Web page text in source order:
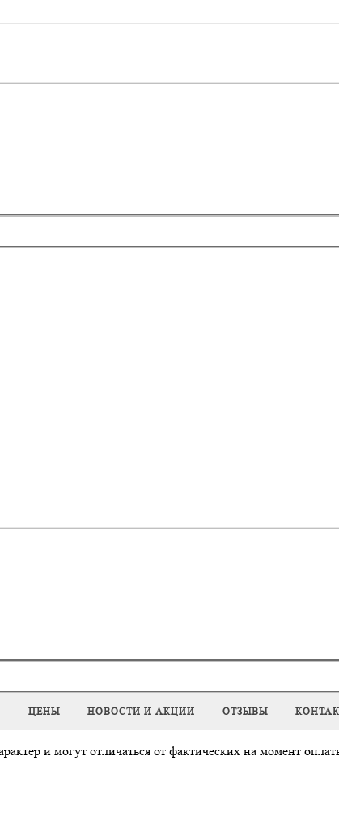
ЦЕНЫ НОВОСТИ И АКЦИИ ОТЗЫВЫ
и могут отличаться от фактических на момент